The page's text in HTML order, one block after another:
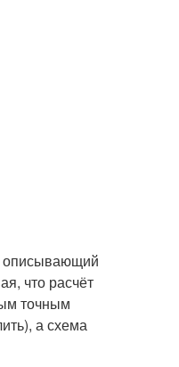
описывающий
что расчёт
точным
а схема